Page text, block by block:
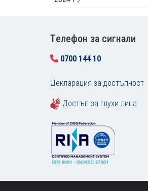
Tелефон за сигнали
0700 144 10
Декларация за достъпност
Достъп за глухи лица